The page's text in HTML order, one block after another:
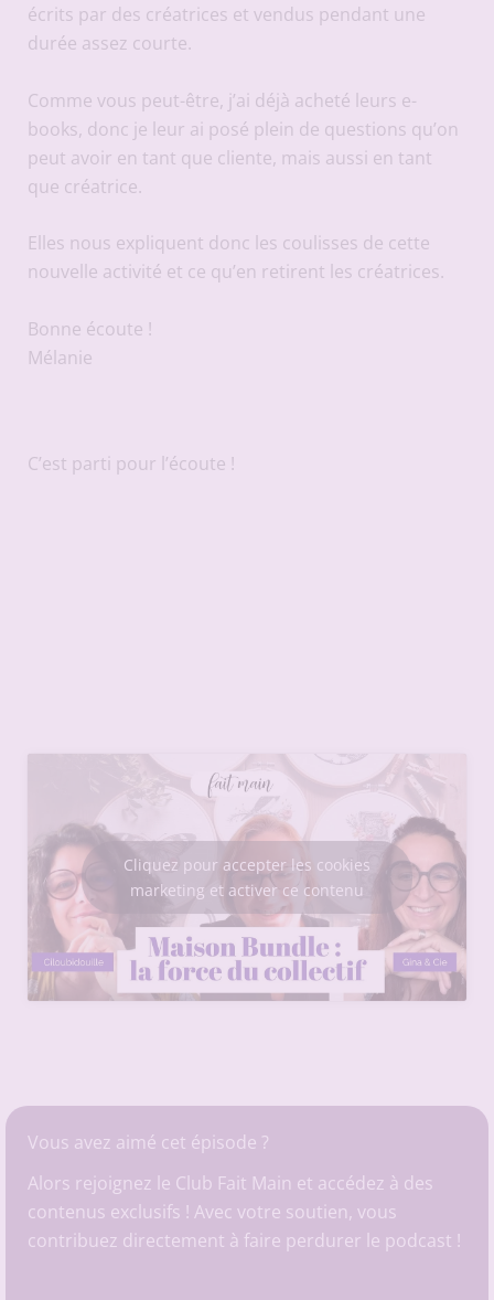
écrits par des créatrices et vendus pendant une
durée assez courte.
Comme vous peut-être, j’ai déjà acheté leurs e-
books, donc je leur ai posé plein de questions qu’on
peut avoir en tant que cliente, mais aussi en tant
que créatrice.
Elles nous expliquent donc les coulisses de cette
nouvelle activité et ce qu’en retirent les créatrices.
Bonne écoute !
Mélanie
C’est parti pour l’écoute !
Cliquez pour accepter les cookies
marketing et activer ce contenu
Vous avez aimé cet épisode ?
Alors rejoignez le Club Fait Main et accédez à des
contenus exclusifs ! Avec votre soutien, vous
contribuez directement à faire perdurer le podcast !